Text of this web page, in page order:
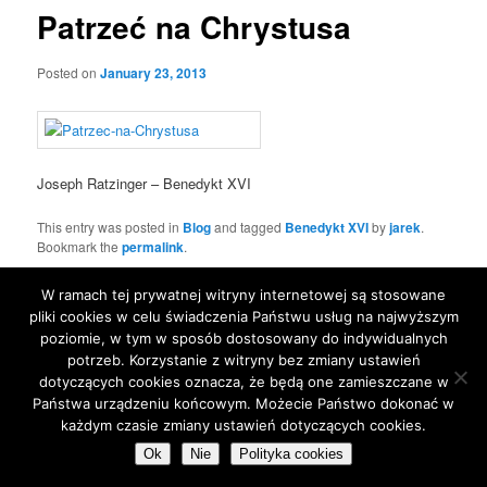
Patrzeć na Chrystusa
Posted onJanuary 23, 2013
Joseph Ratzinger – Benedykt XVI
This entry was posted in Blogand tagged Benedykt XVIbyjarek.
Bookmark thepermalink.
Proudly powered by WordPress
W ramach tej prywatnej witryny internetowej są stosowane
pliki cookies w celu świadczenia Państwu usług na najwyższym
poziomie, w tym w sposób dostosowany do indywidualnych
potrzeb. Korzystanie z witryny bez zmiany ustawień
dotyczących cookies oznacza, że będą one zamieszczane w
Państwa urządzeniu końcowym. Możecie Państwo dokonać w
każdym czasie zmiany ustawień dotyczących cookies.
Ok Nie Polityka cookies